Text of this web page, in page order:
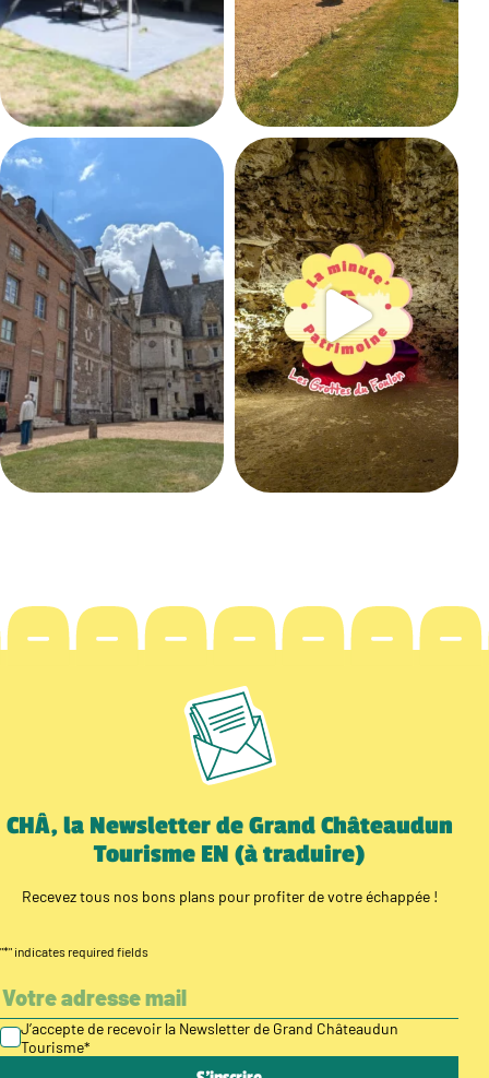
CHÂ, la Newsletter de Grand Châteaudun
Tourisme EN (à traduire)
Recevez tous nos bons plans pour profiter de votre échappée !
"*" indicates required fields
J’accepte de recevoir la Newsletter de Grand Châteaudun
Tourisme*